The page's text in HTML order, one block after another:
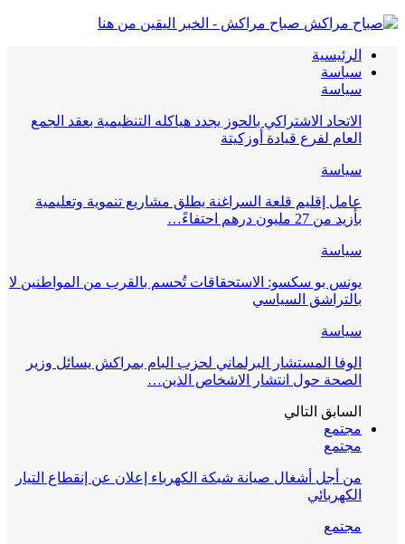
صباح مراكش - الخبر اليقين من هنا
الرئيسية
سياسة
سياسة
الاتحاد الاشتراكي بالحوز يجدد هياكله التنظيمية بعقد الجمع
العام لفرع قيادة أوزكيتة
سياسة
عامل إقليم قلعة السراغنة يطلق مشاريع تنموية وتعليمية
بأزيد من 27 مليون درهم احتفاءً…
سياسة
يونس بو سكسو: الاستحقاقات تُحسم بالقرب من المواطنين لا
بالتراشق السياسي
سياسة
الوفا المستشار البرلماني لحزب البام بمراكش يسائل وزير
الصحة حول انتشار الاشخاص الذين…
السابق التالي
مجتمع
مجتمع
من أجل أشغال صيانة شبكة الكهرباء إعلان عن إنقطاع التيار
الكهربائي
مجتمع